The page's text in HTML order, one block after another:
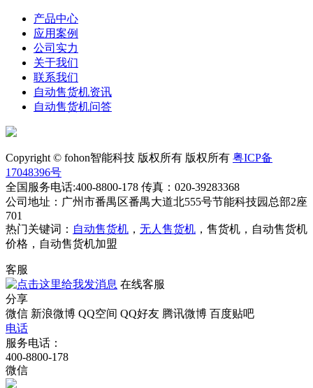
产品中心
应用案例
公司实力
关于我们
联系我们
自动售货机资讯
自动售货机问答
Copyright © fohon智能科技 版权所有 版权所有 粤ICP备
17048396号
全国服务电话:400-8800-178 传真：020-39283368
公司地址：广州市番禺区番禺大道北555号节能科技园总部2座
701
热门关键词： 自动售货机 ， 无人售货机 ，售货机，自动售货机
价格，自动售货机加盟
客服
在线客服
分享
微信 新浪微博 QQ空间 QQ好友 腾讯微博 百度贴吧
电话
服务电话：
400-8800-178
微信